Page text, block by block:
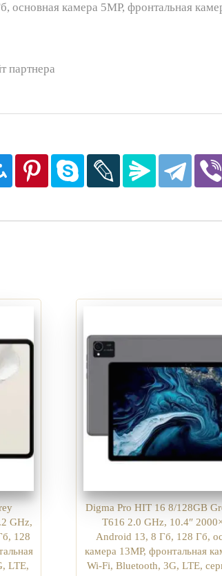
камера 5MP, фронтальная
партнера
GHz,
128
LTE,
Digma Pro HIT 16 8/128GB
T616 2.0 GHz, 10.4″
Android 13, 8 Гб, 128 Гб,
камера 13MP, фронтальная
Wi-Fi, Bluetooth, 3G, LTE,